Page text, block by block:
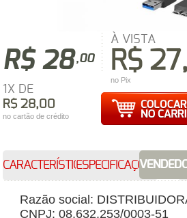
R$ 28,00
À VISTA
R$
no Pix
1X DE
R$ 28,00
no cartão de crédito
CARACTERÍSTICASESPECIFICAÇÕES
Razão social:
CNPJ: 08.632.253/0003-51